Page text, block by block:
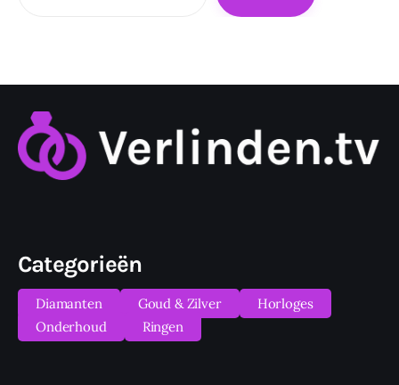
Categorieën
Diamanten Goud & Zilver
Horloges
Onderhoud
Ringen